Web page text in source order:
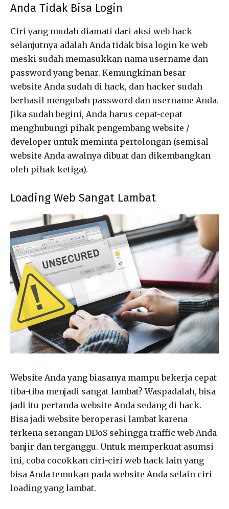
Anda Tidak Bisa Login
Ciri yang mudah diamati dari aksi web hack
selanjutnya adalah Anda tidak bisa login ke web
meski sudah memasukkan nama username dan
password yang benar. Kemungkinan besar
website Anda sudah di hack, dan hacker sudah
berhasil mengubah password dan username Anda.
Jika sudah begini, Anda harus cepat-cepat
menghubungi pihak pengembang website /
developer untuk meminta pertolongan (semisal
website Anda awalnya dibuat dan dikembangkan
oleh pihak ketiga).
Loading Web Sangat Lambat
Website Anda yang biasanya mampu bekerja cepat
tiba-tiba menjadi sangat lambat? Waspadalah, bisa
jadi itu pertanda website Anda sedang di hack.
Bisa jadi website beroperasi lambat karena
terkena serangan DDoS sehingga traffic web Anda
banjir dan terganggu. Untuk memperkuat asumsi
ini, coba cocokkan ciri-ciri web hack lain yang
bisa Anda temukan pada website Anda selain ciri
loading yang lambat.